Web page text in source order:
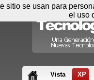
Vista XP
sitio se usan para
el uso